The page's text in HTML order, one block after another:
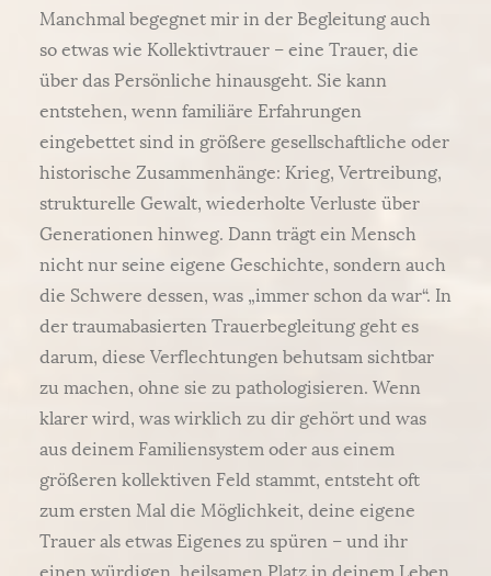
Manchmal begegnet mir in der Begleitung auch
so etwas wie Kollektivtrauer – eine Trauer, die
über das Persönliche hinausgeht. Sie kann
entstehen, wenn familiäre Erfahrungen
eingebettet sind in größere gesellschaftliche oder
historische Zusammenhänge: Krieg, Vertreibung,
strukturelle Gewalt, wiederholte Verluste über
Generationen hinweg. Dann trägt ein Mensch
nicht nur seine eigene Geschichte, sondern auch
die Schwere dessen, was „immer schon da war“. In
der traumabasierten Trauerbegleitung geht es
darum, diese Verflechtungen behutsam sichtbar
zu machen, ohne sie zu pathologisieren. Wenn
klarer wird, was wirklich zu dir gehört und was
aus deinem Familiensystem oder aus einem
größeren kollektiven Feld stammt, entsteht oft
zum ersten Mal die Möglichkeit, deine eigene
Trauer als etwas Eigenes zu spüren – und ihr